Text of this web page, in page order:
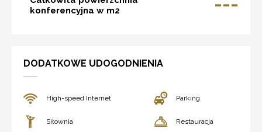
konferencyjna w m2
DODATKOWE UDOGODNIENIA
High-speed Internet Parking
Siłownia Restauracja